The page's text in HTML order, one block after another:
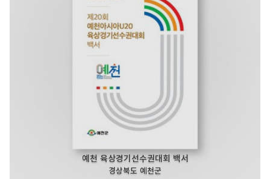
예천 육상경기선수권대회 백서
경상북도 예천군